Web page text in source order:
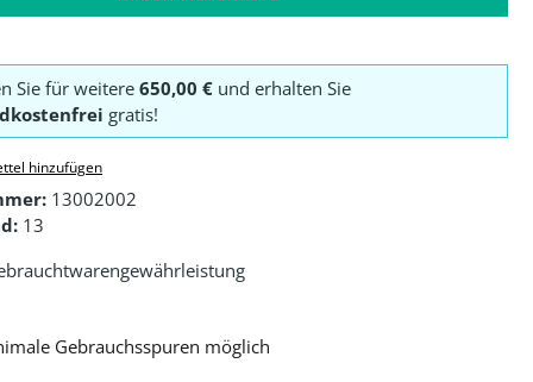
Sie für weitere 650,00 €und erhalten Sie
gratis!
hinzufügen
13002002
13
Gebrauchsspuren möglich